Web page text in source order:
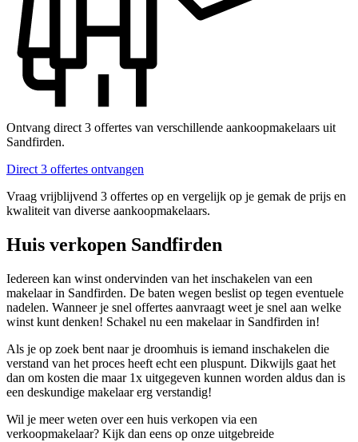
Ontvang direct 3 offertes van verschillende aankoopmakelaars uit
Sandfirden.
Direct 3 offertes ontvangen
Vraag vrijblijvend 3 offertes op en vergelijk op je gemak de prijs en
kwaliteit van diverse aankoopmakelaars.
Huis verkopen Sandfirden
Iedereen kan winst ondervinden van het inschakelen van een
makelaar in Sandfirden. De baten wegen beslist op tegen eventuele
nadelen. Wanneer je snel offertes aanvraagt weet je snel aan welke
winst kunt denken! Schakel nu een makelaar in Sandfirden in!
Als je op zoek bent naar je droomhuis is iemand inschakelen die
verstand van het proces heeft echt een pluspunt. Dikwijls gaat het
dan om kosten die maar 1x uitgegeven kunnen worden aldus dan is
een deskundige makelaar erg verstandig!
Wil je meer weten over een huis verkopen via een
verkoopmakelaar? Kijk dan eens op onze uitgebreide